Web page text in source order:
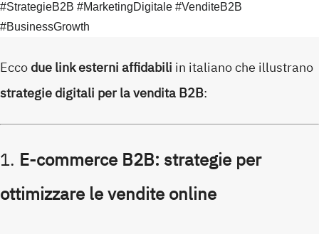
#StrategieB2B #MarketingDigitale #VenditeB2B
#BusinessGrowth
Eccodue link esterni affidabili in italiano che illustrano
strategie digitali per la vendita B2B:
1. E-commerce B2B: strategie per
ottimizzare le vendite online